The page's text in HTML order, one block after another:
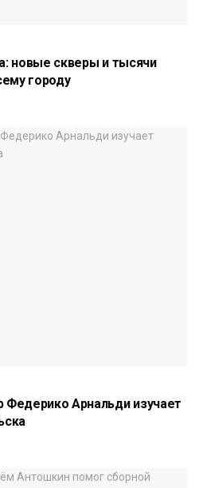
новые скверы и тысячи
городу
Арнальди изучает